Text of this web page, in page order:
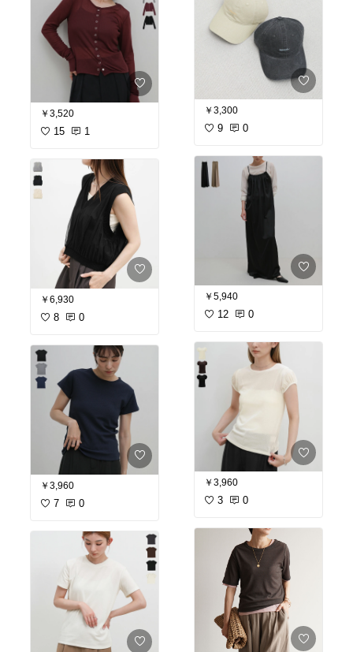
￥3,520
15 1
￥6,930
8 0
￥3,960
7 0
￥3,300
9 0
￥5,940
12 0
￥3,960
3 0